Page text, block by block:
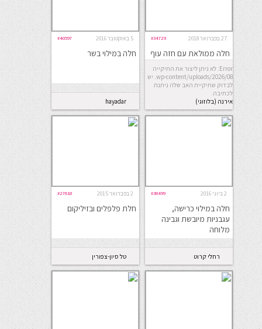
27 בפברואר 2018 #34729
חלה ממולאת עם חזה עוף
ופלפלים
Error: לא ניתן ליצור את התיקייה
wp-content/uploads/2026/08. יש
לבדוק שתיקיית האב שלה ניתנת
לכתיבה.
אירנה (בלוזוגי)
5 באוקטובר 2016 #40597
חלה במילוי בשר
hayadar
2 ביוני 2016 #38499
חלה במילוי כרישה,
עגבניות מיובשת וגבינה
מלוחה
רחלי קרוט
2 בפברואר 2015 #27618
חלת פלפלים ובזיליקום
טל סיון-צפורין